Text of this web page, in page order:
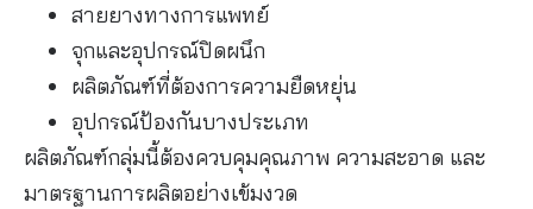
สายยางทางการแพทย์
จุกและอุปกรณ์ปิดผนึก
ผลิตภัณฑ์ที่ต้องการความยืดหยุ่น
อุปกรณ์ป้องกันบางประเภท
ผลิตภัณฑ์กลุ่มนี้ต้องควบคุมคุณภาพ ความสะอาด และ
มาตรฐานการผลิตอย่างเข้มงวด